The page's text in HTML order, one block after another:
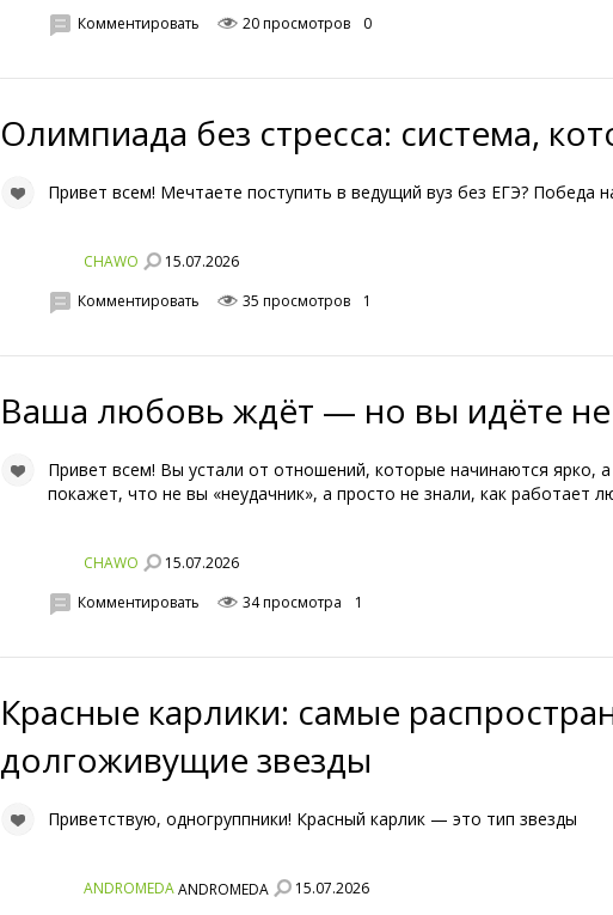
Комментировать 20 просмотров 0
Олимпиада без стресса: система,
Привет всем! Мечтаете поступить в ведущий вуз без ЕГЭ? Победа
CHAWO 15.07.2026
Комментировать 35 просмотров 1
Ваша любовь ждёт — но вы идёте
Привет всем! Вы устали от отношений, которые начинаются ярко,
покажет, что не вы «неудачник», а просто не знали, как работает
CHAWO 15.07.2026
Комментировать 34 просмотра 1
Красные карлики: самые
долгоживущие звезды
Приветствую, одногруппники! Красный карлик — это тип звезды
ANDROMEDAANDROMEDA 15.07.2026